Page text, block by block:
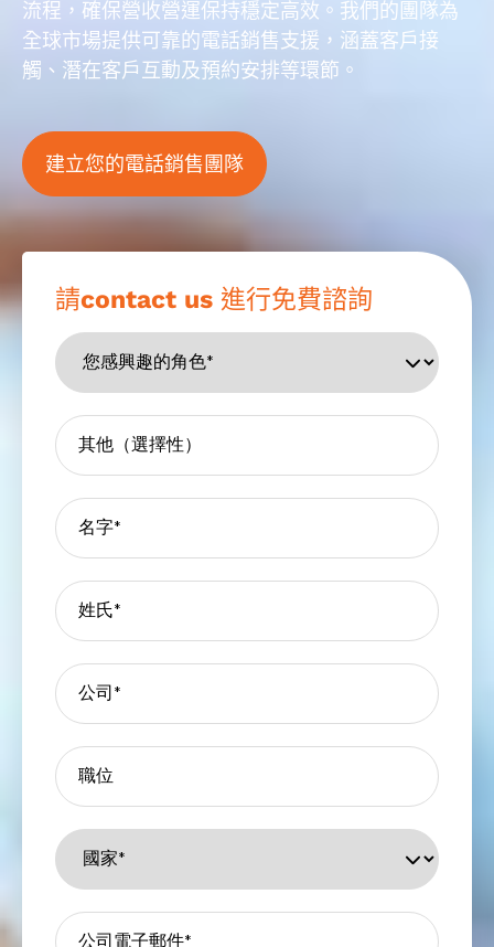
流程，確保營收營運保持穩定高效。我們的團隊為
全球市場提供可靠的電話銷售支援，涵蓋客戶接
觸、潛在客戶互動及預約安排等環節。
建立您的電話銷售團隊
請contact us 進行免費諮詢